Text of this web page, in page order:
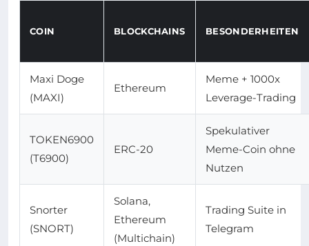
COIN BLOCKCHAINS BESONDERHEITEN
Maxi Doge
(MAXI)
Ethereum
Meme + 1000x
Leverage-Trading
TOKEN6900
(T6900)
ERC-20
Spekulativer
Meme-Coin ohne
Nutzen
Snorter
(SNORT)
Solana,
Ethereum
(Multichain)
Trading Suite in
Telegram